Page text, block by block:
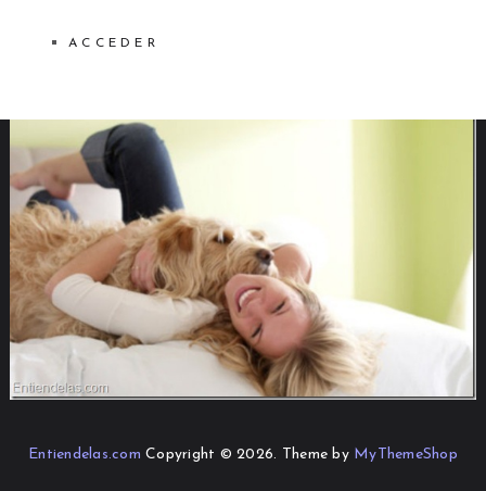
ACCEDER
Entiendelas.com Copyright © 2026. Theme by MyThemeShop